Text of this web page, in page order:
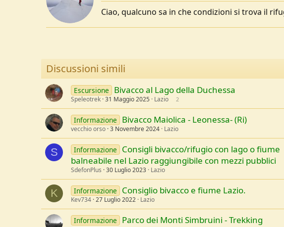
Ciao, qualcuno sa in che condizioni si trova il
Discussioni simili
Escursione Bivacco al Lago della Duchessa
Speleotrek 31 Maggio 2025 Lazio 2
Informazione Bivacco Maiolica - Leonessa- (Ri)
vecchio orso 3 Novembre 2024 Lazio
S Informazione
Consigli bivacco/rifugio con lago o fiume
balneabile nel Lazio raggiungibile con mezzi pubblici
SdefonPlus 30 Luglio 2023 Lazio
K Informazione Consiglio bivacco e fiume Lazio.
Kev734 27 Luglio 2022 Lazio
Informazione
Parco dei Monti Simbruini - Trekking